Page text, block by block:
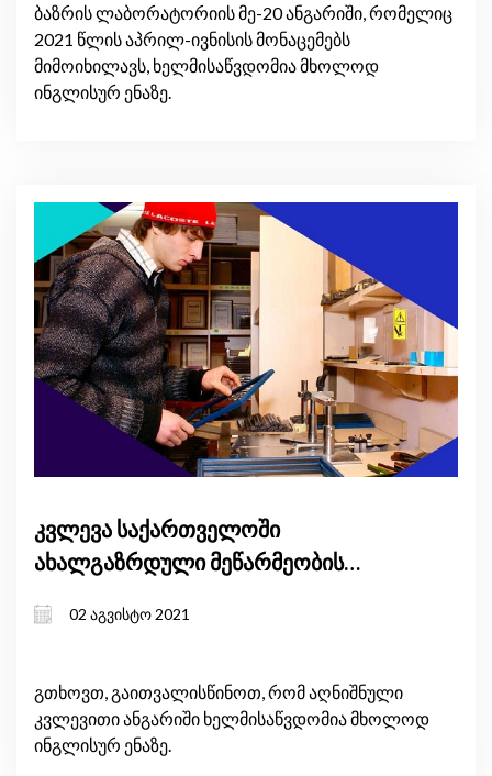
ბაზრის ლაბორატორიის მე-20 ანგარიში, რომელიც
2021 წლის აპრილ-ივნისის მონაცემებს
მიმოიხილავს, ხელმისაწვდომია მხოლოდ
ინგლისურ ენაზე.
კვლევა საქართველოში
ახალგაზრდული მეწარმეობის
02 აგვისტო 2021
გთხოვთ, გაითვალისწინოთ, რომ აღნიშნული
კვლევითი ანგარიში ხელმისაწვდომია მხოლოდ
ინგლისურ ენაზე.